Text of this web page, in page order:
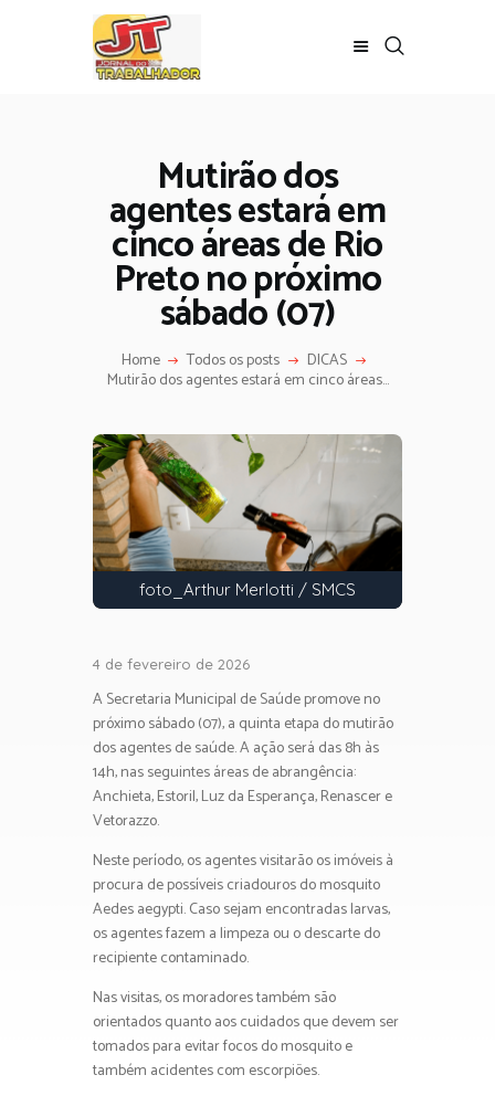
Mutirão dos
agentes estará em
cinco áreas de Rio
Preto no próximo
sábado (07)
Home Todos os posts DICAS
Mutirão dos agentes estará em cinco áreas...
foto_Arthur Merlotti / SMCS
4 de fevereiro de 2026
A Secretaria Municipal de Saúde promove no
próximo sábado (07), a quinta etapa do mutirão
dos agentes de saúde. A ação será das 8h às
14h, nas seguintes áreas de abrangência:
Anchieta, Estoril, Luz da Esperança, Renascer e
Vetorazzo.
Neste período, os agentes visitarão os imóveis à
procura de possíveis criadouros do mosquito
Aedes aegypti. Caso sejam encontradas larvas,
os agentes fazem a limpeza ou o descarte do
recipiente contaminado.
Nas visitas, os moradores também são
orientados quanto aos cuidados que devem ser
tomados para evitar focos do mosquito e
também acidentes com escorpiões.